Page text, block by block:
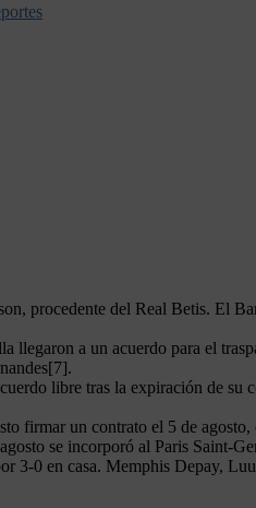
procedente del Real Betis. El
a un acuerdo para el
libre tras la expiración de
firmar un contrato el 5 de
se incorporó al Paris Saint-
3-0 en casa. Memphis Depay,